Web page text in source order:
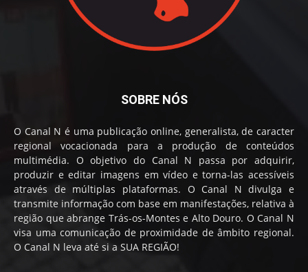
SOBRE NÓS
O Canal N é uma publicação online, generalista, de caracter
regional vocacionada para a produção de conteúdos
multimédia. O objetivo do Canal N passa por adquirir,
produzir e editar imagens em vídeo e torna-las acessíveis
através de múltiplas plataformas. O Canal N divulga e
transmite informação com base em manifestações, relativa à
região que abrange Trás-os-Montes e Alto Douro. O Canal N
visa uma comunicação de proximidade de âmbito regional.
O Canal N leva até si a SUA REGIÃO!